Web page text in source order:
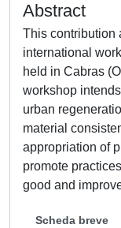
Abstract
This contribution
international
held in Cabras
workshop
urban
material
appropriation of
promote
good and
Scheda breve